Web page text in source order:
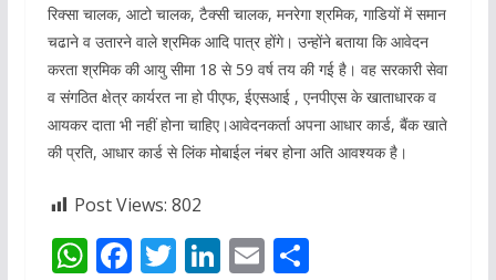
रिक्सा चालक, आटो चालक, टैक्सी चालक, मनरेगा श्रमिक, गाडियों में समान
चढाने व उतारने वाले श्रमिक आदि पात्र होंगे। उन्होंने बताया कि आवेदन
करता श्रमिक की आयु सीमा 18 से 59 वर्ष तय की गई है। वह सरकारी सेवा
व संगठित क्षेत्र कार्यरत ना हो पीएफ, ईएसआई , एनपीएस के खाताधारक व
आयकर दाता भी नहीं होना चाहिए।आवेदनकर्ता अपना आधार कार्ड, बैंक खाते
की प्रति, आधार कार्ड से लिंक मोबाईल नंबर होना अति आवश्यक है।
Post Views: 802
W F T Li E S